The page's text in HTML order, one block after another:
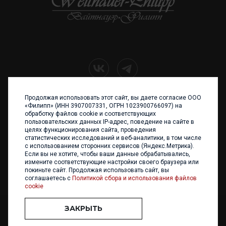
+7 (4012) 960 898
236017 Калининград,
ул. Каштановая аллея, 47
Телефон: +7 4012 960 898,
+7 4012 960 856
Написать нам
ООО «ФИЛИПП» © 2013 - 2026. Все права защищены
Разработка и
Продолжая использовать этот сайт, вы даете согласие ООО
«Филипп» (ИНН 3907007331, ОГРН 1023900766097) на
обработку файлов cookie и соответствующих
пользовательских данных IP-адрес, поведение на сайте в
целях функционирования сайта, проведения
статистических исследований и веб-аналитики, в том числе
с использованием сторонних сервисов (Яндекс.Метрика).
Если вы не хотите, чтобы ваши данные обрабатывались,
измените соответствующие настройки своего браузера или
покиньте сайт. Продолжая использовать сайт, вы
соглашаетесь с Политикой сбора и использования файлов
cookie
ЗАКРЫТЬ